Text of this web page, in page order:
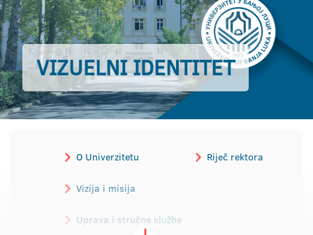
VIZUELNI IDENTITET
O Univerzitetu Riječ rektora
Vizija i misija
Uprava i stručne službe